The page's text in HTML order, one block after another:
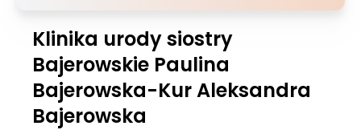
Klinika urody siostry
Bajerowskie Paulina
Bajerowska-Kur Aleksandra
Bajerowska